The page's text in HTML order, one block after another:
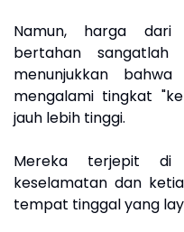
Namun, harga dari
bertahan
menunjukkan
mengalami tingkat
jauh lebih tinggi.
Mereka terjepit di
keselamatan dan
tempat tinggal yang